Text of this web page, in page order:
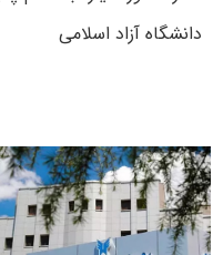
دانشگاه آزاد اسلامی